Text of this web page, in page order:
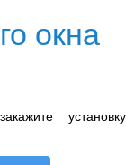
окна
установку